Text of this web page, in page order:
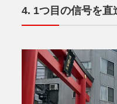
1つ目の信号を直